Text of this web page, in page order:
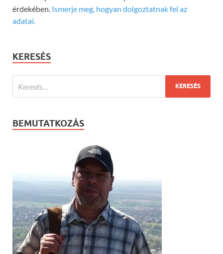
érdekében. Ismerje meg, hogyan dolgoztatnak fel az
adatai.
KERESÉS
BEMUTATKOZÁS